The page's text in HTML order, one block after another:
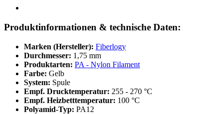
Produktinformationen & technische Daten:
Marken (Hersteller): Fiberlogy
Durchmesser: 1,75 mm
Produktarten: PA - Nylon Filament
Farbe: Gelb
System: Spule
Empf. Drucktemperatur: 255 - 270 °C
Empf. Heizbetttemperatur: 100 °C
Polyamid-Typ: PA12